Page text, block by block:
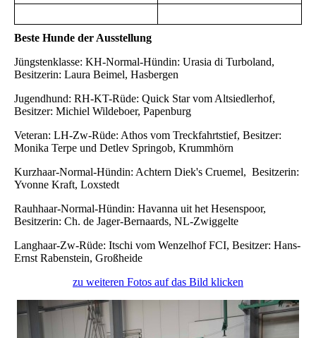
Beste Hunde der Ausstellung
Jüngstenklasse: KH-Normal-Hündin: Urasia di Turboland,
Besitzerin: Laura Beimel, Hasbergen
Jugendhund: RH-KT-Rüde: Quick Star vom Altsiedlerhof,
Besitzer: Michiel Wildeboer, Papenburg
Veteran: LH-Zw-Rüde: Athos vom Treckfahrtstief, Besitzer:
Monika Terpe und Detlev Springob, Krummhörn
Kurzhaar-Normal-Hündin: Achtern Diek's Cruemel, Besitzerin:
Yvonne Kraft, Loxstedt
Rauhhaar-Normal-Hündin: Havanna uit het Hesenspoor,
Besitzerin: Ch. de Jager-Bernaards, NL-Zwiggelte
Langhaar-Zw-Rüde: Itschi vom Wenzelhof FCI, Besitzer: Hans-
Ernst Rabenstein, Großheide
zu weiteren Fotos auf das Bild klicken